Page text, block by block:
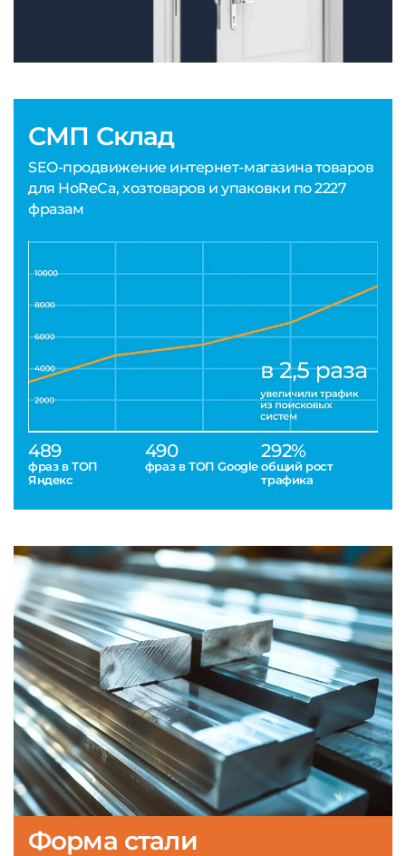
СМП Склад
SEO-продвижение интернет-магазина товаров
для HoReCa, хозтоваров и упаковки по 2227
фразам
489
фраз в ТОП
Яндекс
490
фраз в ТОП Google
292%
общий рост
трафика
Форма стали